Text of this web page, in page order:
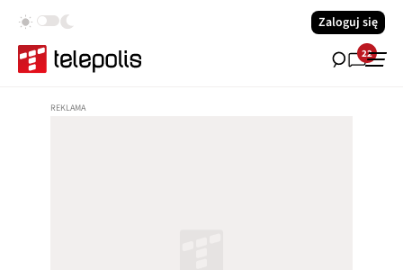
Zaloguj się
22